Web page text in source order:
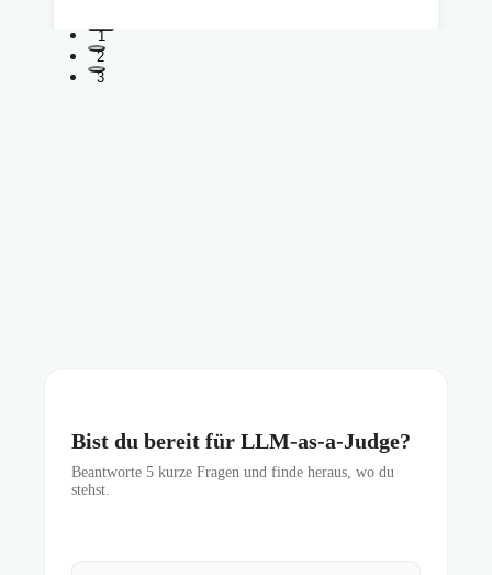
1
2
3
Bist du bereit für LLM-as-a-Judge?
Beantworte 5 kurze Fragen und finde heraus, wo du
stehst.